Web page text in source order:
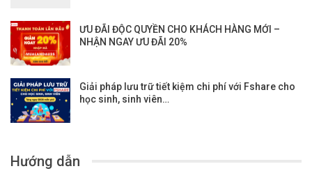
ƯU ĐÃI ĐỘC QUYỀN CHO KHÁCH HÀNG MỚI –
NHẬN NGAY ƯU ĐÃI 20%
Giải pháp lưu trữ tiết kiệm chi phí với Fshare cho
học sinh, sinh viên…
Hướng dẫn